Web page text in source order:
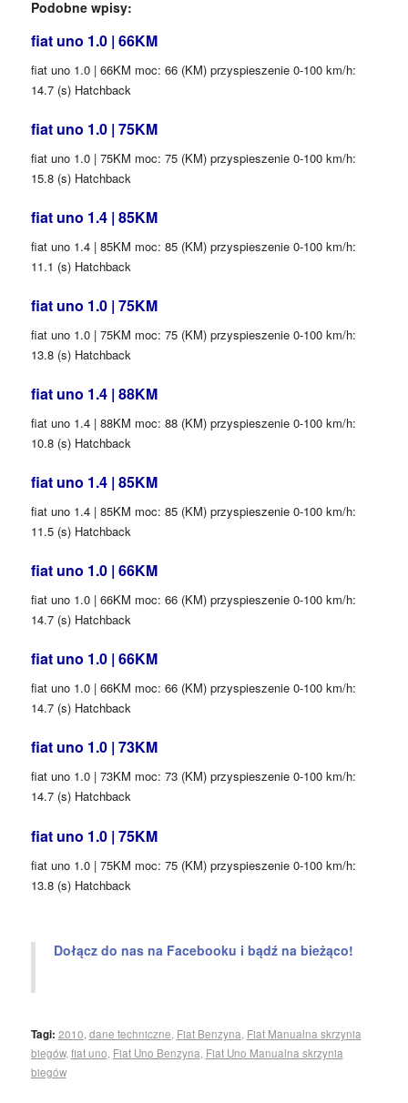
Podobne wpisy:
fiat uno 1.0 | 66KM
fiat uno 1.0 | 66KM moc: 66 (KM) przyspieszenie 0-100 km/h:
14.7 (s) Hatchback
fiat uno 1.0 | 75KM
fiat uno 1.0 | 75KM moc: 75 (KM) przyspieszenie 0-100 km/h:
15.8 (s) Hatchback
fiat uno 1.4 | 85KM
fiat uno 1.4 | 85KM moc: 85 (KM) przyspieszenie 0-100 km/h:
11.1 (s) Hatchback
fiat uno 1.0 | 75KM
fiat uno 1.0 | 75KM moc: 75 (KM) przyspieszenie 0-100 km/h:
13.8 (s) Hatchback
fiat uno 1.4 | 88KM
fiat uno 1.4 | 88KM moc: 88 (KM) przyspieszenie 0-100 km/h:
10.8 (s) Hatchback
fiat uno 1.4 | 85KM
fiat uno 1.4 | 85KM moc: 85 (KM) przyspieszenie 0-100 km/h:
11.5 (s) Hatchback
fiat uno 1.0 | 66KM
fiat uno 1.0 | 66KM moc: 66 (KM) przyspieszenie 0-100 km/h:
14.7 (s) Hatchback
fiat uno 1.0 | 66KM
fiat uno 1.0 | 66KM moc: 66 (KM) przyspieszenie 0-100 km/h:
14.7 (s) Hatchback
fiat uno 1.0 | 73KM
fiat uno 1.0 | 73KM moc: 73 (KM) przyspieszenie 0-100 km/h:
14.7 (s) Hatchback
fiat uno 1.0 | 75KM
fiat uno 1.0 | 75KM moc: 75 (KM) przyspieszenie 0-100 km/h:
13.8 (s) Hatchback
Dołącz do nas na Facebooku i bądź na bieżąco!
Tagi: 2010 dane techniczne Fiat Benzyna Fiat Manualna skrzynia
biegów, fiat uno Fiat Uno Benzyna Fiat Uno Manualna skrzynia
biegów